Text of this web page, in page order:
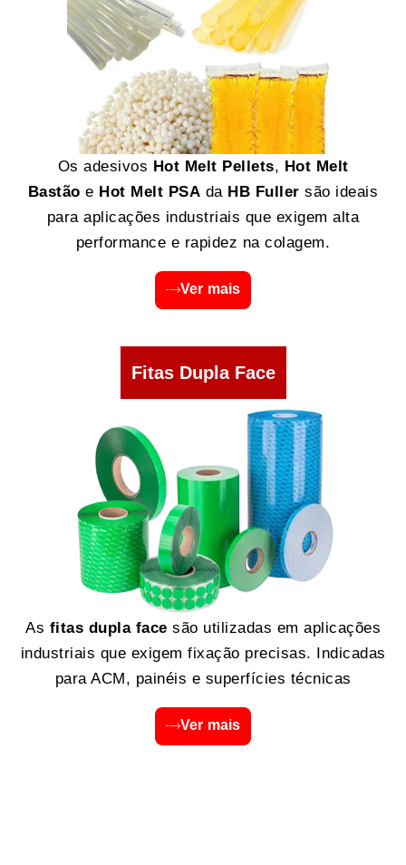
Os adesivos Hot Melt Pellets, Hot Melt
Bastão e Hot Melt PSA da HB Fuller são ideais
para aplicações industriais que exigem alta
performance e rapidez na colagem.
Ver mais
Fitas Dupla Face
As fitas dupla face são utilizadas em aplicações
industriais que exigem fixação precisas. Indicadas
para ACM, painéis e superfícies técnicas
Ver mais